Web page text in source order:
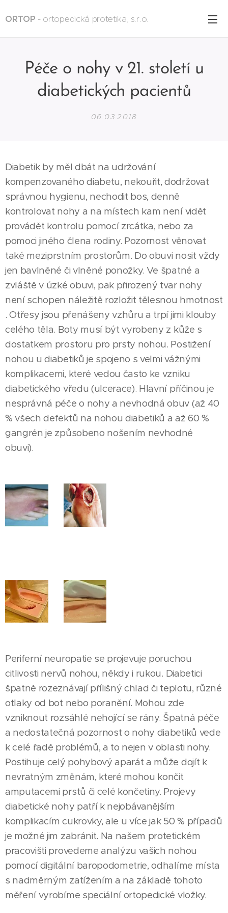
ORTOP - ortopedická protetika, s.r.o.
Péče o nohy v 21. století u
diabetických pacientů
06.03.2018
Diabetik by měl dbát na udržování
kompenzovaného diabetu, nekouřit, dodržovat
správnou hygienu, nechodit bos, denně
kontrolovat nohy a na místech kam není vidět
provádět kontrolu pomocí zrcátka, nebo za
pomoci jiného člena rodiny. Pozornost věnovat
také meziprstním prostorům. Do obuvi nosit vždy
jen bavlněné či vlněné ponožky. Ve špatné a
zvláště v úzké obuvi, pak přirozený tvar nohy
není schopen náležitě rozložit tělesnou hmotnost
. Otřesy jsou přenášeny vzhůru a trpí jimi klouby
celého těla. Boty musí být vyrobeny z kůže s
dostatkem prostoru pro prsty nohou. Postižení
nohou u diabetiků je spojeno s velmi vážnými
komplikacemi, které vedou často ke vzniku
diabetického vředu (ulcerace). Hlavní příčinou je
nesprávná péče o nohy a nevhodná obuv (až 40
% všech defektů na nohou diabetiků a až 60 %
gangrén je způsobeno nošením nevhodné
obuvi).
Periferní neuropatie se projevuje poruchou
citlivosti nervů nohou, někdy i rukou. Diabetici
špatně rozeznávají přílišný chlad či teplotu, různé
otlaky od bot nebo poranění. Mohou zde
vzniknout rozsáhlé nehojící se rány. Špatná péče
a nedostatečná pozornost o nohy diabetiků vede
k celé řadě problémů, a to nejen v oblasti nohy.
Postihuje celý pohybový aparát a může dojít k
nevratným změnám, které mohou končit
amputacemi prstů či celé končetiny. Projevy
diabetické nohy patří k nejobávanějším
komplikacím cukrovky, ale u více jak 50 % případů
je možné jim zabránit. Na našem protetickém
pracovišti provedeme analýzu vašich nohou
pomocí digitální baropodometrie, odhalíme místa
s nadměrným zatížením a na základě tohoto
měření vyrobíme speciální ortopedické vložky.